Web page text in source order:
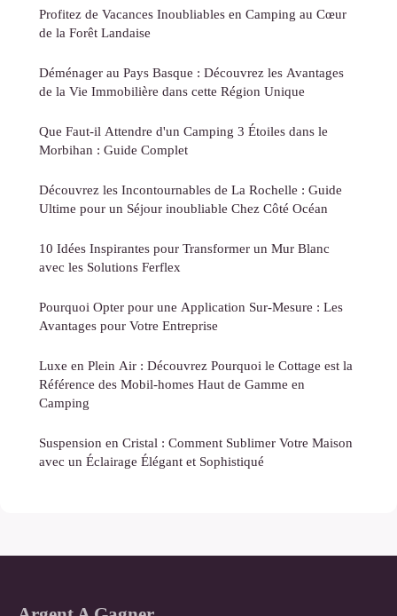
Profitez de Vacances Inoubliables en Camping au Cœur
de la Forêt Landaise
Déménager au Pays Basque : Découvrez les Avantages
de la Vie Immobilière dans cette Région Unique
Que Faut-il Attendre d'un Camping 3 Étoiles dans le
Morbihan : Guide Complet
Découvrez les Incontournables de La Rochelle : Guide
Ultime pour un Séjour inoubliable Chez Côté Océan
10 Idées Inspirantes pour Transformer un Mur Blanc
avec les Solutions Ferflex
Pourquoi Opter pour une Application Sur-Mesure : Les
Avantages pour Votre Entreprise
Luxe en Plein Air : Découvrez Pourquoi le Cottage est la
Référence des Mobil-homes Haut de Gamme en
Camping
Suspension en Cristal : Comment Sublimer Votre Maison
avec un Éclairage Élégant et Sophistiqué